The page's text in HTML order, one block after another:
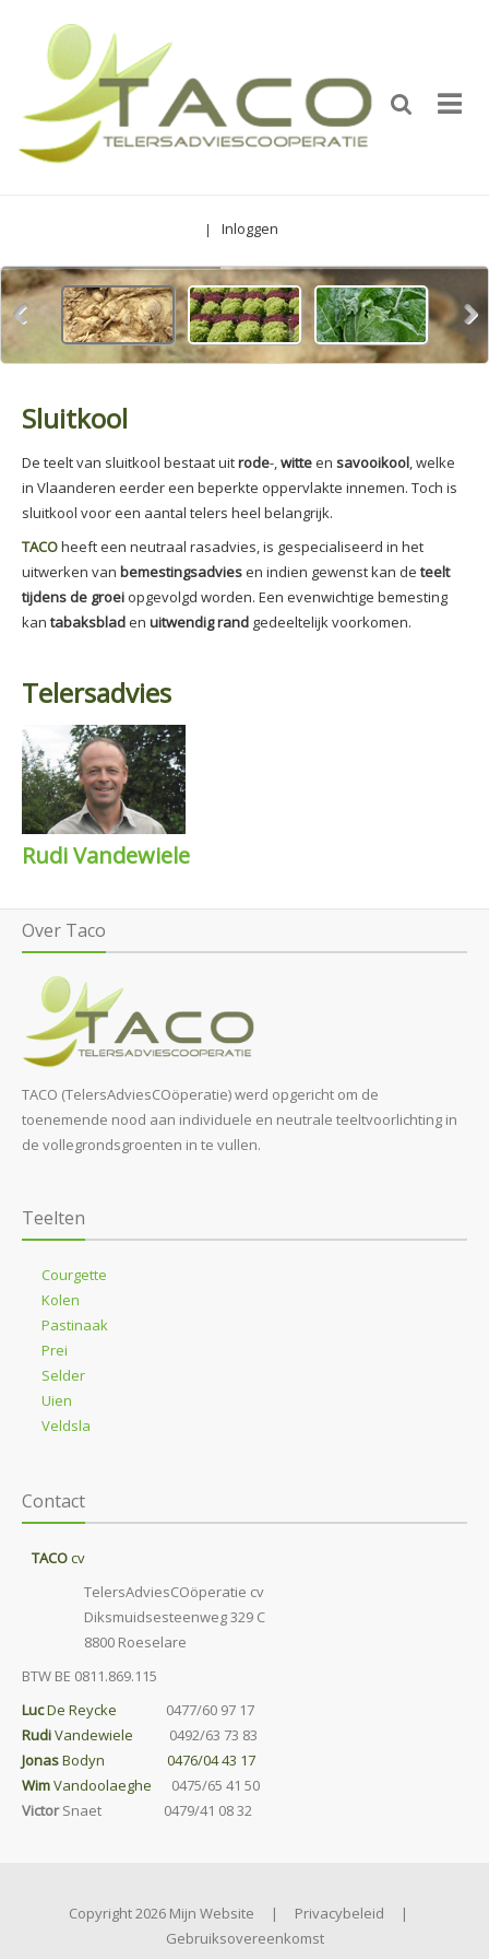
Inloggen
Sluitkool
De teelt van sluitkool bestaat uitrode-,witteen savooikool, welke
in Vlaanderen eerder een beperkte oppervlakte innemen. Toch is
sluitkool voor een aantal telers heel belangrijk.
TACOheeft een neutraal rasadvies, is gespecialiseerd in het
uitwerken van bemestingsadviesen indien gewenst kan de teelt
tijdens de groei opgevolgd worden. Een evenwichtige bemesting
kan tabaksbladen uitwendig rand gedeeltelijk voorkomen.
Telersadvies
Rudi Vandewiele
Over Taco
TACO (TelersAdviesCOöperatie) werd opgericht om de
toenemende nood aan individuele en neutrale teeltvoorlichting in
de vollegrondsgroenten in te vullen.
Teelten
Courgette
Kolen
Pastinaak
Prei
Selder
Uien
Veldsla
Contact
TACOcv
TelersAdviesCOöperatie cv
Diksmuidsesteenweg 329 C
8800 Roeselare
BTW BE 0811.869.115
LucDe Reycke 0477/60 97 17
RudiVandewiele 0492/63 73 83
JonasBodyn 0476/04 43 17
WimVandoolaeghe 0475/65 41 50
VictorSnaet 0479/41 08 32
Copyright 2026 Mijn Website | Privacybeleid
|
Gebruiksovereenkomst